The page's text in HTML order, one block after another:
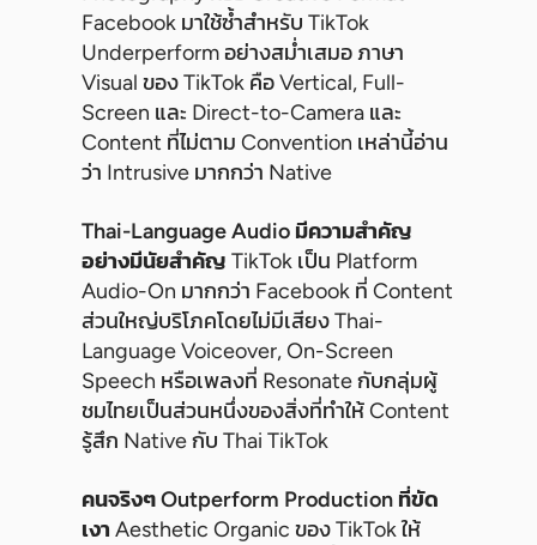
Facebook มาใช้ซ้ำสำหรับ TikTok
Underperform อย่างสม่ำเสมอ ภาษา
Visual ของ TikTok คือ Vertical, Full-
Screen และ Direct-to-Camera และ
Content ที่ไม่ตาม Convention เหล่านี้อ่าน
ว่า Intrusive มากกว่า Native
Thai-Language Audio มีความสำคัญ
อย่างมีนัยสำคัญ TikTok เป็น Platform
Audio-On มากกว่า Facebook ที่ Content
ส่วนใหญ่บริโภคโดยไม่มีเสียง Thai-
Language Voiceover, On-Screen
Speech หรือเพลงที่ Resonate กับกลุ่มผู้
ชมไทยเป็นส่วนหนึ่งของสิ่งที่ทำให้ Content
รู้สึก Native กับ Thai TikTok
คนจริงๆ Outperform Production ที่ขัด
เงา Aesthetic Organic ของ TikTok ให้